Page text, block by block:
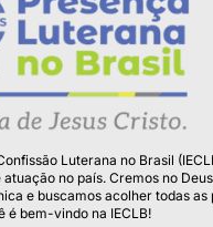
Luterana no Brasil
no país. Cremos no
e buscamos acolher todas as
é bem-vindo na IECLB!